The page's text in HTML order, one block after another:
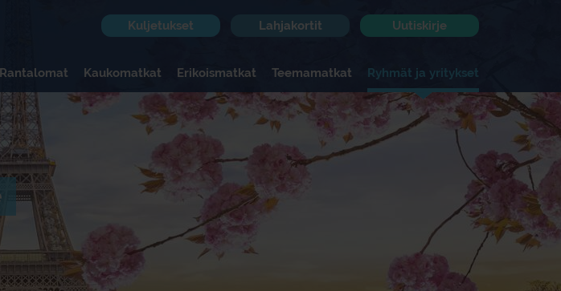
Kuljetukset Lahjakortit Uutiskirje
Rantalomat Kaukomatkat Erikoismatkat Teemamatkat Ryhmät ja yritykset